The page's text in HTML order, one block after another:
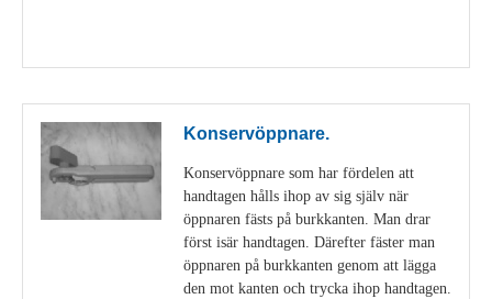
Konservöppnare.
Konservöppnare som har fördelen att
handtagen hålls ihop av sig själv när
öppnaren fästs på burkkanten. Man drar
först isär handtagen. Därefter fäster man
öppnaren på burkkanten genom att lägga
den mot kanten och trycka ihop handtagen.